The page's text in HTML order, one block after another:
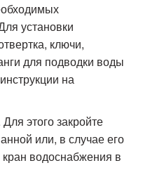
установки
ключи,
для подводки воды
на
этого закройте
или, в случае его
кран водоснабжения в